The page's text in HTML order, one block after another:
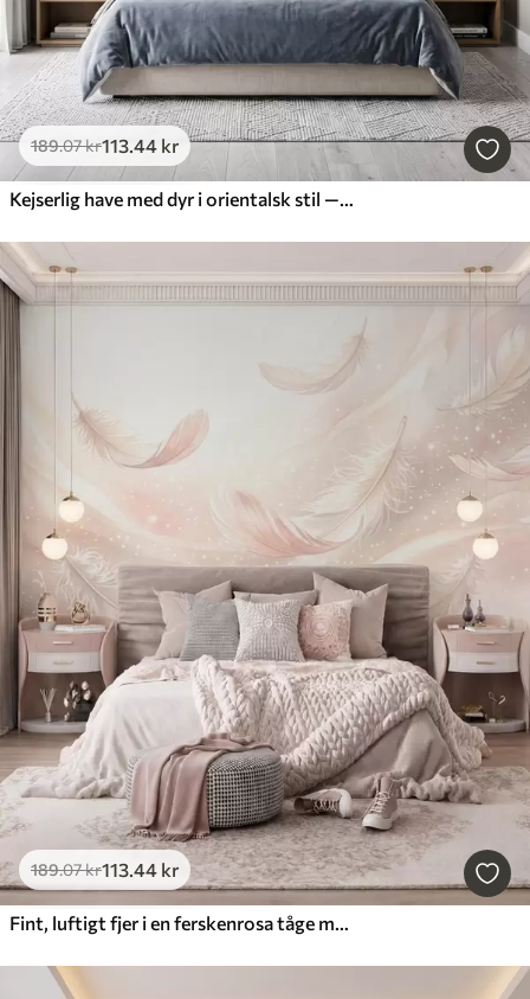
189.07kr113.44 kr
Kejserlig have med dyr i orientalsk stil — abe, leopard, tiger, påfugl og hejre
189.07kr113.44 kr
Fint, luftigt fjer i en ferskenrosa tåge med glans